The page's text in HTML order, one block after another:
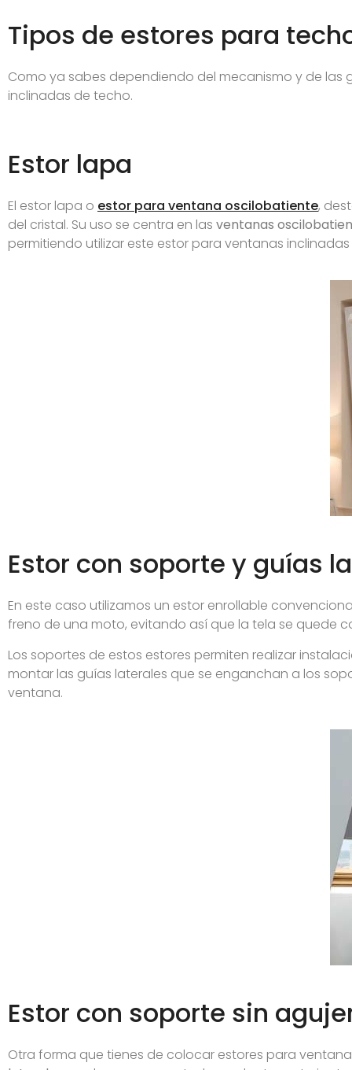
Tipos de estores para
Como ya sabes dependiendo del mecanismo y de
inclinadas de techo.
Estor lapa
El estor lapa o estor para ventana oscilobatiente,
del cristal. Su uso se centra en las ventanas
permitiendo utilizar este estor para ventanas
Estor con soporte y guías
En este caso utilizamos un estor enrollable
freno de una moto, evitando así que la tela se quede
Los soportes de estos estores permiten realizar
montar las guías laterales que se enganchan a los
ventana.
Estor con soporte sin
Otra forma que tienes de colocar estores para